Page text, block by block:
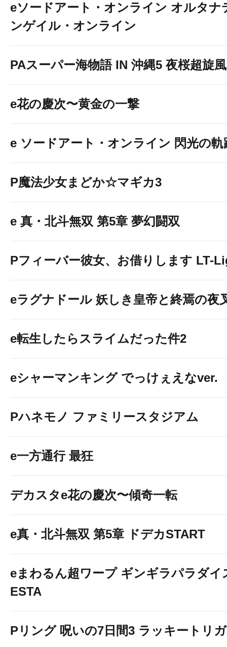
eソードアート・オンライン オルタナ
ンゲイル・オンライン
PAスーパー海物語 IN 沖縄5 夜桜超旋
e花の慶次〜黄金の一撃
e ソードアート・オンライン 閃光の軌
P魔法少女まどか☆マギカ3
e 真・北斗無双 第5章 夢幻闘双
Pフィーバー彼女、お借りします LT-
eラグナドール 妖しき皇帝と終焉の夜
e転生したらスライムだった件2
eシャーマンキング でっけぇえなver.
Pハネモノ ファミリースタジアム
e一方通行 最狂
デカスタe花の慶次〜傾奇一転
e真・北斗無双 第5章 ドデカSTART
eまわるん超ワープ ギンギラパラダイ
ESTA
Pリング 呪いの7日間3 ラッキートリ